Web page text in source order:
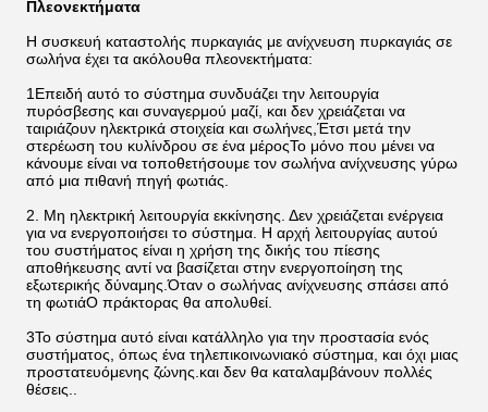
Πλεονεκτήματα
Η συσκευή καταστολής πυρκαγιάς με ανίχνευση πυρκαγιάς σε
σωλήνα έχει τα ακόλουθα πλεονεκτήματα:
1Επειδή αυτό το σύστημα συνδυάζει την λειτουργία
πυρόσβεσης και συναγερμού μαζί, και δεν χρειάζεται να
ταιριάζουν ηλεκτρικά στοιχεία και σωλήνες,Έτσι μετά την
στερέωση του κυλίνδρου σε ένα μέροςΤο μόνο που μένει να
κάνουμε είναι να τοποθετήσουμε τον σωλήνα ανίχνευσης γύρω
από μια πιθανή πηγή φωτιάς.
2. Μη ηλεκτρική λειτουργία εκκίνησης. Δεν χρειάζεται ενέργεια
για να ενεργοποιήσει το σύστημα. Η αρχή λειτουργίας αυτού
του συστήματος είναι η χρήση της δικής του πίεσης
αποθήκευσης αντί να βασίζεται στην ενεργοποίηση της
εξωτερικής δύναμης.Όταν ο σωλήνας ανίχνευσης σπάσει από
τη φωτιάΟ πράκτορας θα απολυθεί.
3Το σύστημα αυτό είναι κατάλληλο για την προστασία ενός
συστήματος, όπως ένα τηλεπικοινωνιακό σύστημα, και όχι μιας
προστατευόμενης ζώνης.και δεν θα καταλαμβάνουν πολλές
θέσεις..